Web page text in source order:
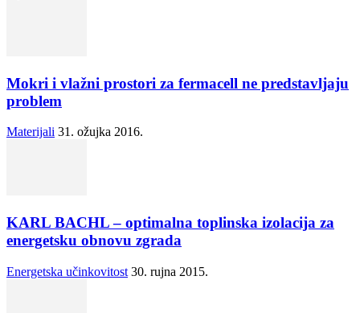
Mokri i vlažni prostori za fermacell ne predstavljaju
problem
Materijali 31. ožujka 2016.
KARL BACHL – optimalna toplinska izolacija za
energetsku obnovu zgrada
Energetska učinkovitost 30. rujna 2015.